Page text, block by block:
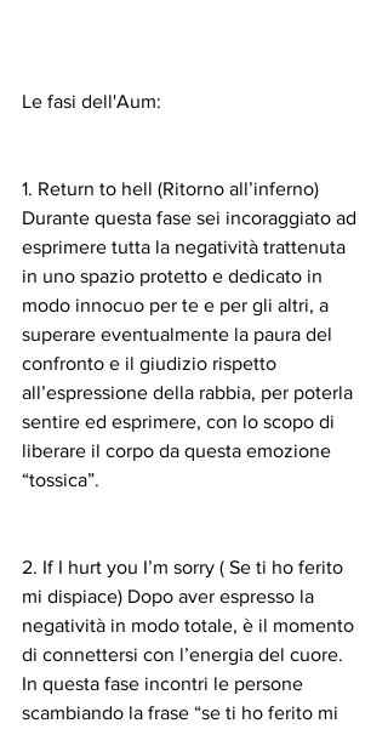
Le fasi dell'Aum:
1. Return to hell (Ritorno all’inferno)
Durante questa fase sei incoraggiato ad
esprimere tutta la negatività trattenuta
in uno spazio protetto e dedicato in
modo innocuo per te e per gli altri, a
superare eventualmente la paura del
confronto e il giudizio rispetto
all’espressione della rabbia, per poterla
sentire ed esprimere, con lo scopo di
liberare il corpo da questa emozione
“tossica”.
2. If I hurt you I’m sorry ( Se ti ho ferito
mi dispiace) Dopo aver espresso la
negatività in modo totale, è il momento
di connettersi con l’energia del cuore.
In questa fase incontri le persone
scambiando la frase “se ti ho ferito mi